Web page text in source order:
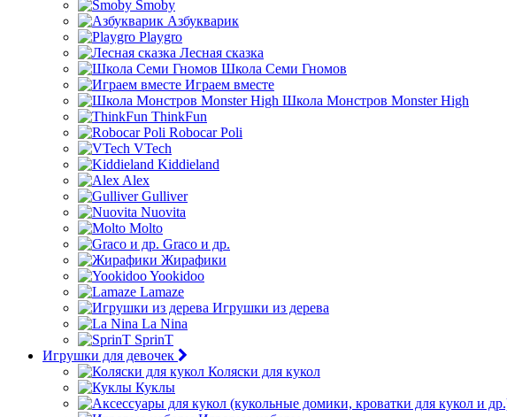
Smoby
Азбукварик
Playgro
Лесная сказка
Школа Семи Гномов
Играем вместе
Школа Монстров Monster High
ThinkFun
Robocar Poli
VTech
Kiddieland
Alex
Gulliver
Nuovita
Molto
Graco и др.
Жирафики
Yookidoo
Lamaze
Игрушки из дерева
La Nina
SprinT
Игрушки для девочек
Коляски для кукол
Куклы